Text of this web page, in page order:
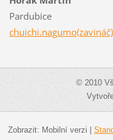
Pardubice
© 2010
Zobrazit: Mobilní verzi